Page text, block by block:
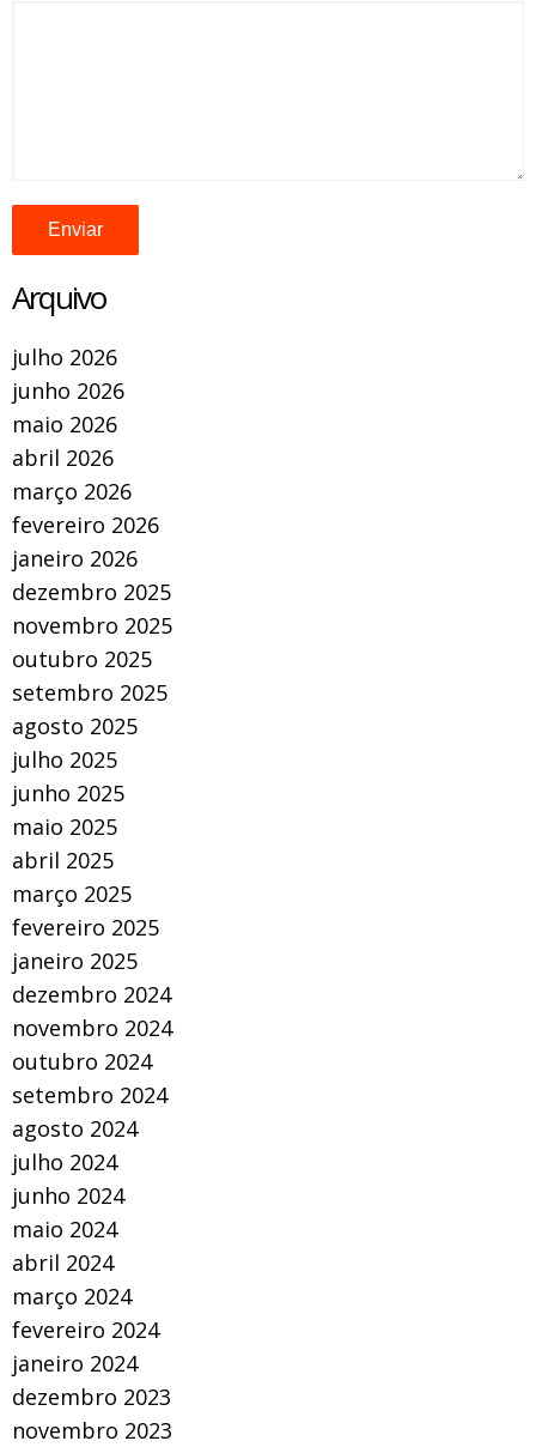
Arquivo
julho 2026
junho 2026
maio 2026
abril 2026
março 2026
fevereiro 2026
janeiro 2026
dezembro 2025
novembro 2025
outubro 2025
setembro 2025
agosto 2025
julho 2025
junho 2025
maio 2025
abril 2025
março 2025
fevereiro 2025
janeiro 2025
dezembro 2024
novembro 2024
outubro 2024
setembro 2024
agosto 2024
julho 2024
junho 2024
maio 2024
abril 2024
março 2024
fevereiro 2024
janeiro 2024
dezembro 2023
novembro 2023